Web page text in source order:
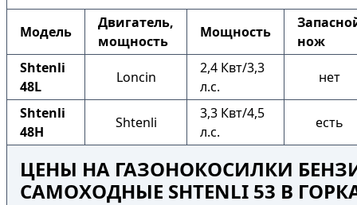
Модель
Двигатель,
мощность
Мощность
нож
Shtenli
48L
Loncin
2,4 Квт/3,3
л.с.
нет
Shtenli
48H
Shtenli
3,3 Квт/4,5
л.с.
есть
ЦЕНЫ НА ГАЗОНОКОСИЛКИ
САМОХОДНЫЕ SHTENLI 53 В